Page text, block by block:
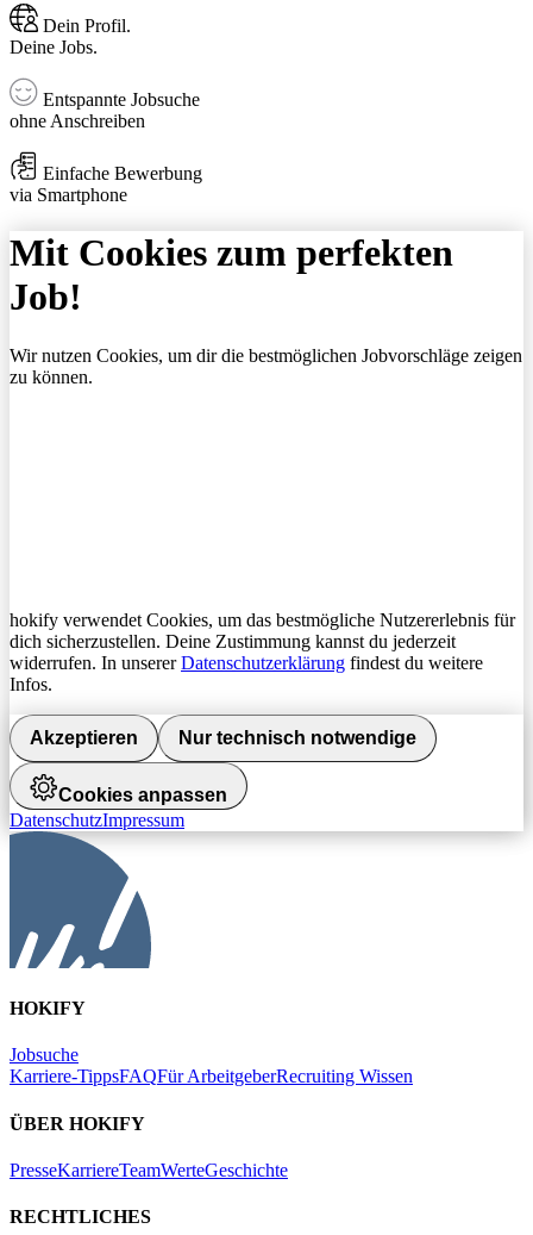
Dein Profil.
Deine Jobs.
Entspannte Jobsuche
ohne Anschreiben
Einfache Bewerbung
via Smartphone
Mit Cookies zum perfekten
Job!
Wir nutzen Cookies, um dir die bestmöglichen Jobvorschläge zeigen
zu können.
hokify verwendet Cookies, um das bestmögliche Nutzererlebnis für
dich sicherzustellen. Deine Zustimmung kannst du jederzeit
widerrufen. In unsererDatenschutzerklärung findest du weitere
Infos.
Akzeptieren Nur technisch notwendige
Cookies anpassen
DatenschutzImpressum
HOKIFY
Jobsuche
Karriere-TippsFAQFür ArbeitgeberRecruiting Wissen
ÜBER HOKIFY
PresseKarriereTeamWerteGeschichte
RECHTLICHES